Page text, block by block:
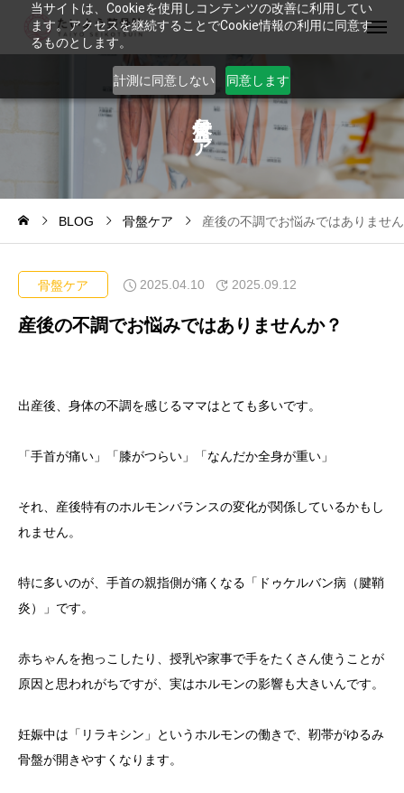
当サイトは、Cookieを使用しコンテンツの改善に利用してい
ます。アクセスを継続することでCookie情報の利用に同意す
るものとします。
計測に同意しない 同意します
ケ
ア
BLOG 骨盤ケア 産後の不調でお悩みではありませ
骨盤ケア 2025.04.10 2025.09.12
産後の不調でお悩みではありませんか？
出産後、身体の不調を感じるママはとても多いです。
「手首が痛い」「膝がつらい」「なんだか全身が重い」
それ、産後特有のホルモンバランスの変化が関係しているかもし
れません。
特に多いのが、手首の親指側が痛くなる「ドゥケルバン病（腱鞘
炎）」です。
赤ちゃんを抱っこしたり、授乳や家事で手をたくさん使うことが
原因と思われがちですが、実はホルモンの影響も大きいんです。
妊娠中は「リラキシン」というホルモンの働きで、靭帯がゆるみ
骨盤が開きやすくなります。